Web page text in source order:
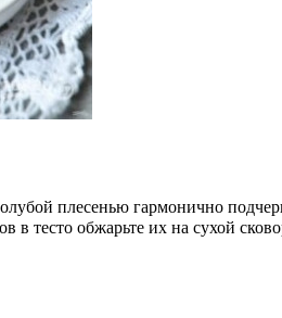
плесенью гармонично
тесто обжарьте их на сухой